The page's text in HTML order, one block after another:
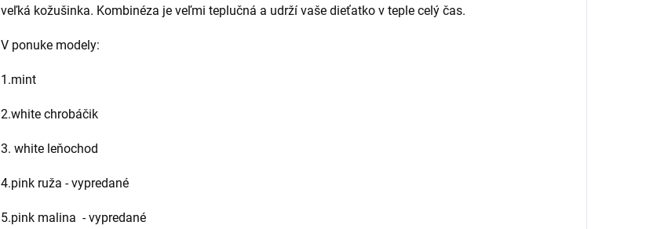
veľká kožušinka. Kombinéza je veľmi teplučná a udrží vaše dieťatko v teple celý čas.
V ponuke modely:
1.mint
2.white chrobáčik
3. white leňochod
4.pink ruža - vypredané
5.pink malina - vypredané